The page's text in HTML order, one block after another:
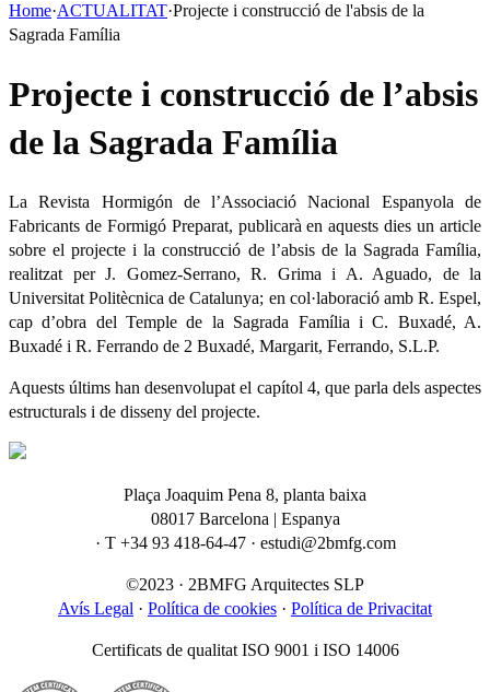
Home·ACTUALITAT·Projecte i construcció de l'absis de la
Sagrada Família
Projecte i construcció de l’absis
de la Sagrada Família
La Revista Hormigón de l’Associació Nacional Espanyola de
Fabricants de Formigó Preparat, publicarà en aquests dies un article
sobre el projecte i la construcció de l’absis de la Sagrada Família,
realitzat per J. Gomez-Serrano, R. Grima i A. Aguado, de la
Universitat Politècnica de Catalunya; en col·laboració amb R. Espel,
cap d’obra del Temple de la Sagrada Família i C. Buxadé, A.
Buxadé i R. Ferrando de 2 Buxadé, Margarit, Ferrando, S.L.P.
Aquests últims han desenvolupat el capítol 4, que parla dels aspectes
estructurals i de disseny del projecte.
Plaça Joaquim Pena 8, planta baixa
08017 Barcelona | Espanya
· T +34 93 418-64-47 · estudi@2bmfg.com
©2023 · 2BMFG Arquitectes SLP
Avís Legal · Política de cookies · Política de Privacitat
Certificats de qualitat ISO 9001 i ISO 14006